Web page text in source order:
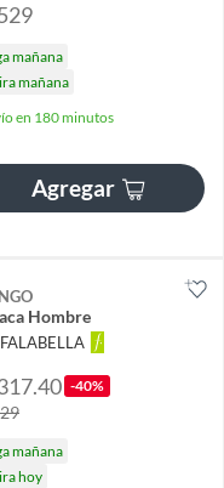
mañana
mañana
en 180 minutos
Agregar
Hombre
-40%
mañana
hoy